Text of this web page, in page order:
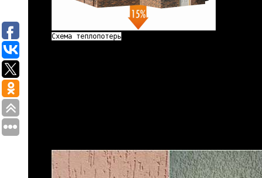
Схема теплопотерь